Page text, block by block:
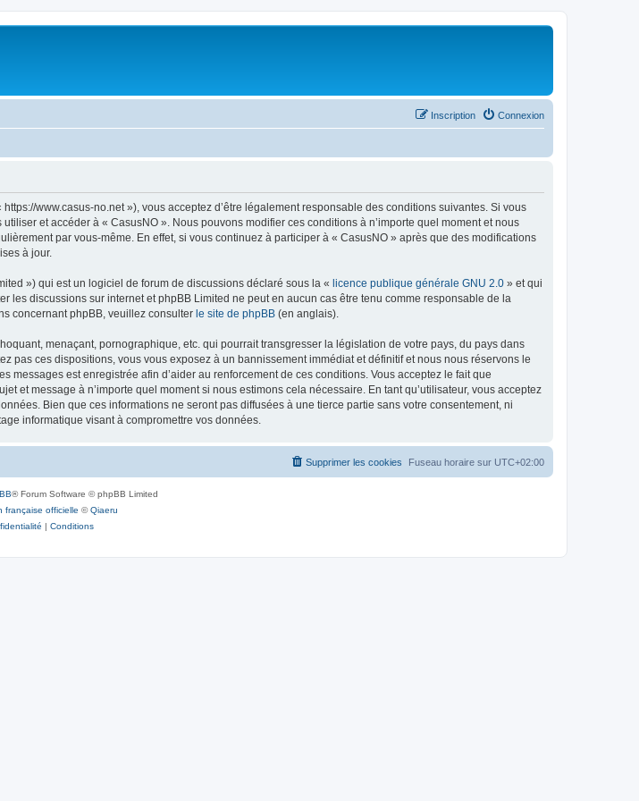
Connexion
Inscription
www.casus-no.net »), vous acceptez d’être légalement responsable des conditions suivantes. Si vous
et accéder à « CasusNO ». Nous pouvons modifier ces conditions à n’importe quel moment et nous
par vous-même. En effet, si vous continuez à participer à « CasusNO » après que des modifications
à jour.
») qui est un logiciel de forum de discussions déclaré sous la « licence publique générale GNU 2.0 » et qui
les discussions sur internet et phpBB Limited ne peut en aucun cas être tenu comme responsable de la
concernant phpBB, veuillez consulter le site de phpBB (en anglais).
menaçant, pornographique, etc. qui pourrait transgresser la législation de votre pays, du pays dans
ces dispositions, vous vous exposez à un bannissement immédiat et définitif et nous nous réservons le
messages est enregistrée afin d’aider au renforcement de ces conditions. Vous acceptez le fait que
et message à n’importe quel moment si nous estimons cela nécessaire. En tant qu’utilisateur, vous acceptez
Bien que ces informations ne seront pas diffusées à une tierce partie sans votre consentement, ni
informatique visant à compromettre vos données.
Fuseau horaire sur UTC+02:00
Supprimer les cookies
® Forum Software © phpBB Limited
française officielle ©Qiaeru
| Conditions